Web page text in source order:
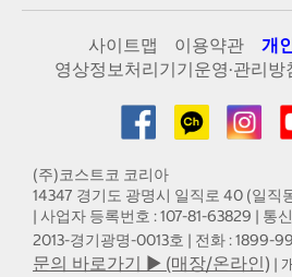
사이트맵 이용약관
개
영상정보처리기기운영·관리방
(주)코스트코 코리아
14347 경기도 광명시 일직로 40 (일직
| 사업자 등록번호 : 107-81-63829 | 통
2013-경기광명-0013호 | 전화 : 1899-
문의 바로가기 ▶ (매장/온라인) |